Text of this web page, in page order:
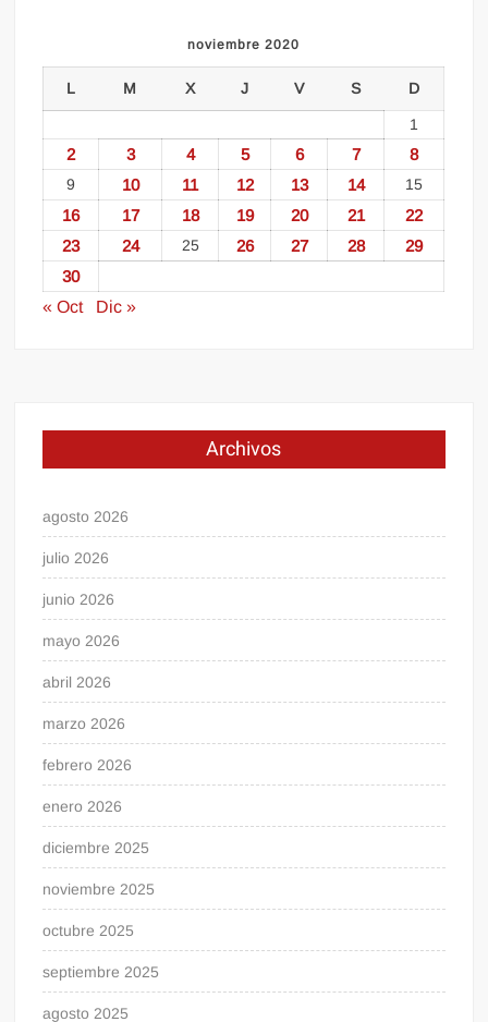
noviembre 2020
L M X J V S D
1
2 3 4 5 6 7 8
9 10 11 12 13 14 15
16 17 18 19 20 21
22
23
24 25 26 27 28
29
30
« Oct
Dic »
Archivos
agosto 2026
julio 2026
junio 2026
mayo 2026
abril 2026
marzo 2026
febrero 2026
enero 2026
diciembre 2025
noviembre 2025
octubre 2025
septiembre 2025
agosto 2025